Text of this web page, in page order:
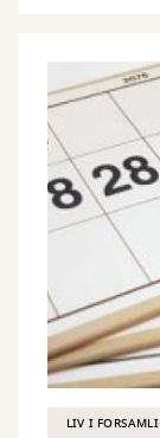
LIV I